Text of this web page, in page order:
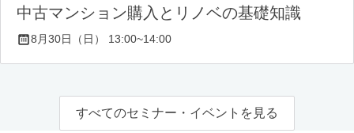
中古マンション購入とリノベの基礎知識
8月30日（日） 13:00~14:00
すべてのセミナー・イベントを見る